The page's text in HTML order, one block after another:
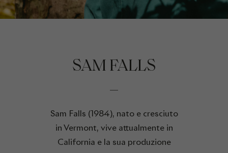
SAM FALLS
Sam Falls (1984), nato e cresciuto
in Vermont, vive attualmente in
California e la sua produzione